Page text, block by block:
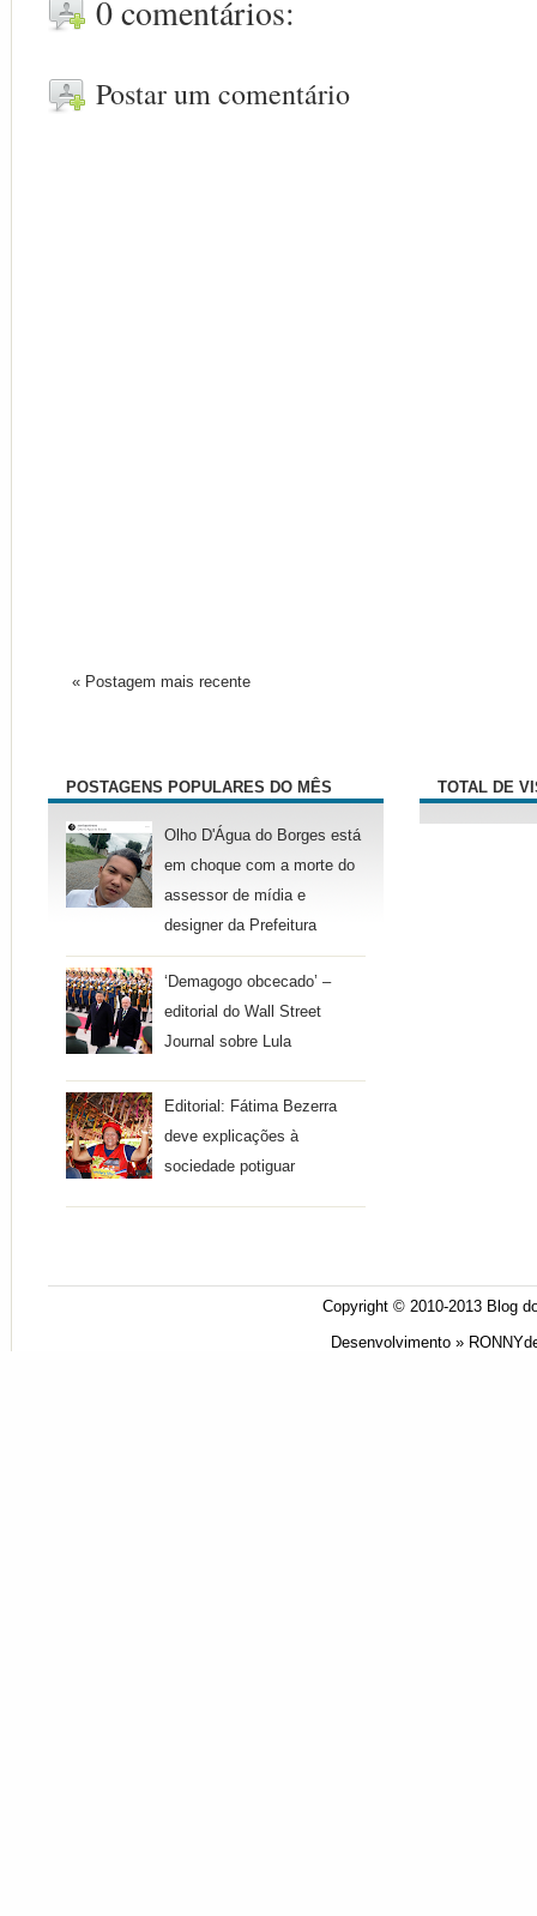
0 comentários:
Postar um comentário
« Postagem mais recente
POSTAGENS POPULARES DO MÊS
Olho D'Água do Borges está
em choque com a morte do
assessor de mídia e
designer da Prefeitura
‘Demagogo obcecado’ –
editorial do Wall Street
Journal sobre Lula
Editorial: Fátima Bezerra
deve explicações à
sociedade potiguar
TOTAL DE
Copyright © 2010-2013 Blog
Desenvolvimento »